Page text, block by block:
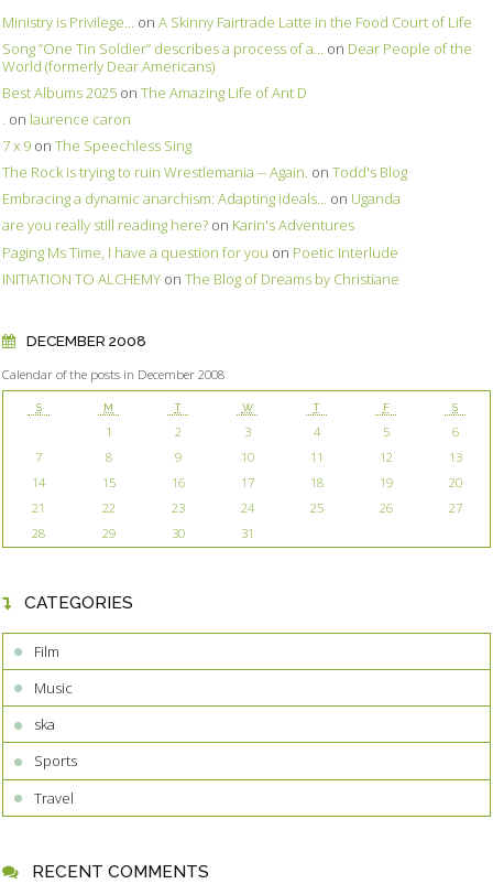
Ministry is Privilege... on A Skinny Fairtrade Latte in the Food Court of Life
Song ”One Tin Soldier” describes a process of a... on Dear People of the
World (formerly Dear Americans)
Best Albums 2025 on The Amazing Life of Ant D
. on laurence caron
7 x 9 on The Speechless Sing
The Rock is trying to ruin Wrestlemania -- Again. on Todd's Blog
Embracing a dynamic anarchism: Adapting ideals... on Uganda
are you really still reading here? on Karin's Adventures
Paging Ms Time, I have a question for you on Poetic Interlude
INITIATION TO ALCHEMY on The Blog of Dreams by Christiane
DECEMBER 2008
Calendar of the posts in December 2008
S M T W T F S
1 2 3 4 5
6
7
8 9 10 11 12
13
14
15 16 17 18 19
20
21
22 23 24 25 26
27
28
29 30 31
CATEGORIES
Film
Music
ska
Sports
Travel
RECENT COMMENTS